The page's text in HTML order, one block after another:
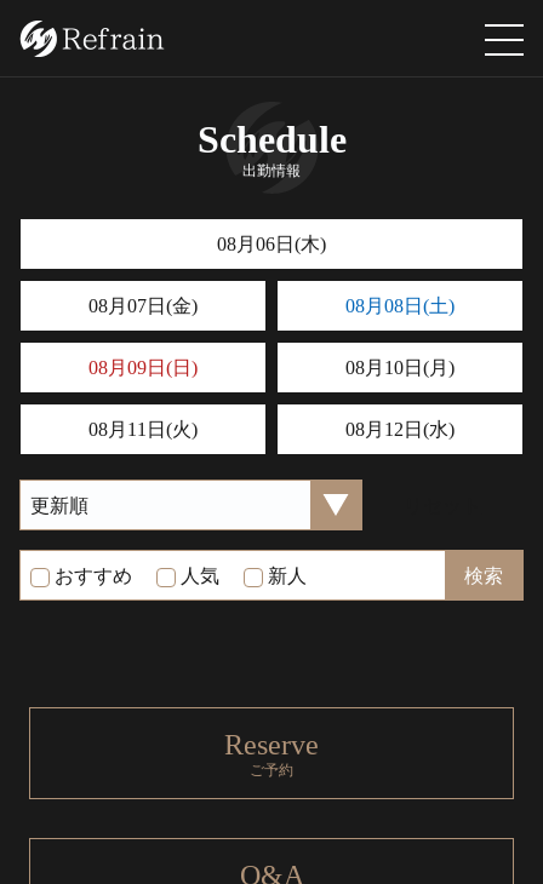
Schedule
出勤情報
08月06日(木)
08月07日(金) 08月08日(土)
08月09日(日) 08月10日(月)
08月11日(火) 08月12日(水)
おすすめ 人気 新人
Reserve
ご予約
Q&A